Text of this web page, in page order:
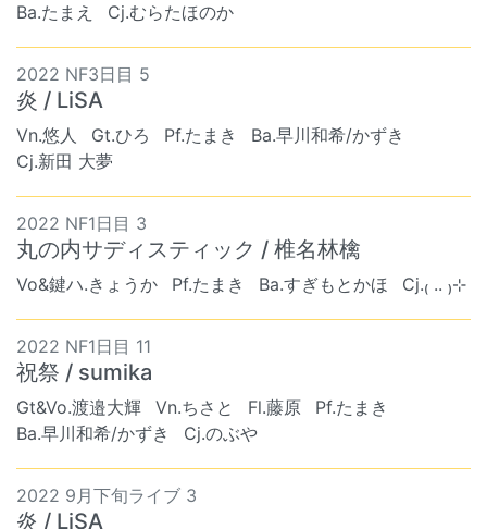
Ba.たまえ
Cj.むらたほのか
2022 NF3日目 5
炎 / LiSA
Vn.悠人 Gt.ひろ Pf.たまき
Ba.早川和希/かずき
Cj.新田 大夢
2022 NF1日目 3
丸の内サディスティック / 椎名林檎
Vo&鍵ハ.きょうか Pf.たまき Ba.すぎもとかほ Cj.₍ .. ₎⊹
2022 NF1日目 11
祝祭 / sumika
Gt&Vo.渡邉大輝 Vn.ちさと Fl.藤原
Pf.たまき
Ba.早川和希/かずき
Cj.のぶや
2022 9月下旬ライブ 3
炎 / LiSA